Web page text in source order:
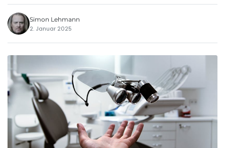
Simon Lehmann
2. Januar 2025